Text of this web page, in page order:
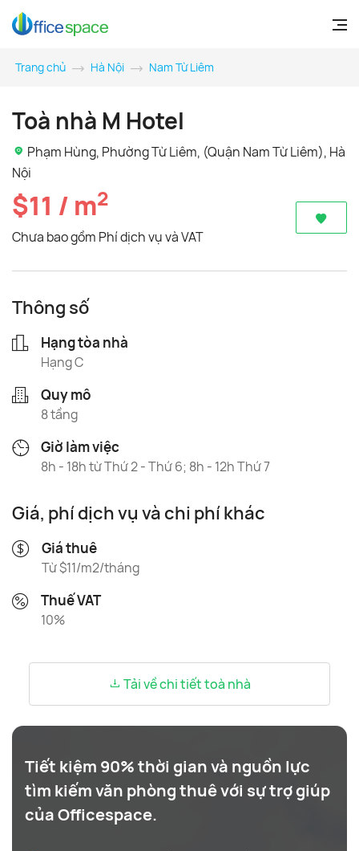
Trang chủ Hà Nội Nam Từ Liêm
Toà nhà M Hotel
Phạm Hùng, Phường Từ Liêm, (Quận Nam Từ Liêm), Hà
Nội
$11 / m2
Chưa bao gồm Phí dịch vụ và VAT
Thông số
Hạng tòa nhà
Hạng C
Quy mô
8 tầng
Giờ làm việc
8h - 18h từ Thứ 2 - Thứ 6; 8h - 12h Thứ 7
Giá, phí dịch vụ và chi phí khác
Giá thuê
Từ $11/m2/tháng
Thuế VAT
10%
Tải về chi tiết toà nhà
Tiết kiệm 90% thời gian và nguồn lực
tìm kiếm văn phòng thuê với sự trợ giúp
của Officespace.